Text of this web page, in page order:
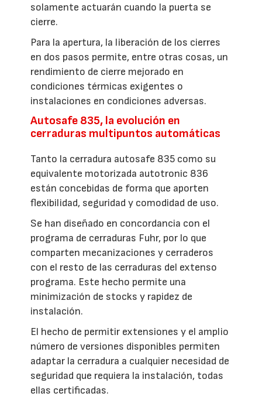
solamente actuarán cuando la puerta se
cierre.
Para la apertura, la liberación de los cierres
en dos pasos permite, entre otras cosas, un
rendimiento de cierre mejorado en
condiciones térmicas exigentes o
instalaciones en condiciones adversas.
Autosafe 835, la evolución en
cerraduras multipuntos automáticas
Tanto la cerradura autosafe 835 como su
equivalente motorizada autotronic 836
están concebidas de forma que aporten
flexibilidad, seguridad y comodidad de uso.
Se han diseñado en concordancia con el
programa de cerraduras Fuhr, por lo que
comparten mecanizaciones y cerraderos
con el resto de las cerraduras del extenso
programa. Este hecho permite una
minimización de stocks y rapidez de
instalación.
El hecho de permitir extensiones y el amplio
número de versiones disponibles permiten
adaptar la cerradura a cualquier necesidad de
seguridad que requiera la instalación, todas
ellas certificadas.